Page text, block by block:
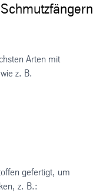
Arten mit
z. B.
gefertigt, um
z. B.: